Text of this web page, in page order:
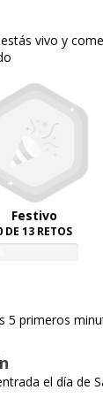
vivo y
Festivo
DE 13 RETOS
5 primeros
el día de